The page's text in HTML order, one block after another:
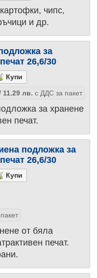
чипс,
и др.
за
26,6/30
лв. с ДДС за пакет
за хранене
печат.
подложка за
26,6/30
от бяла
печат.